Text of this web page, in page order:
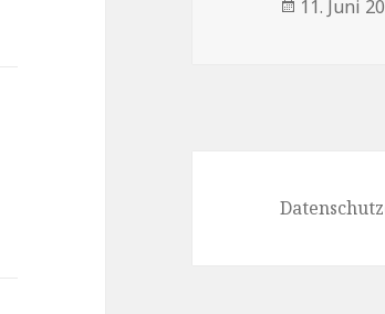
11. Juni